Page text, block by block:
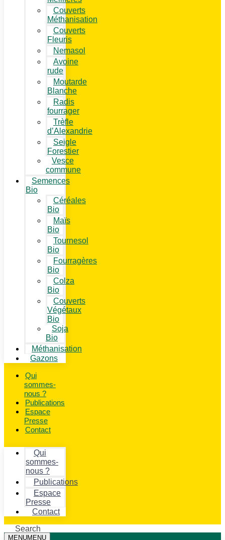
Couverts
Méthanisation
Couverts
Fleuris
Nemasol
Avoine
rude
Moutarde
Blanche
Radis
fourrager
Trèfle
d’Alexandrie
Seigle
Forestier
Vesce
commune
Semences
Bio
Céréales
Bio
Maïs
Bio
Tournesol
Bio
Fourragères
Bio
Colza
Bio
Couverts
Végétaux
Bio
Soja
Bio
Méthanisation
Gazons
Qui
sommes-
nous ?
Publications
Espace
Presse
Contact
Qui
sommes-
nous ?
Publications
Espace
Presse
Contact
Search
MENUMENU